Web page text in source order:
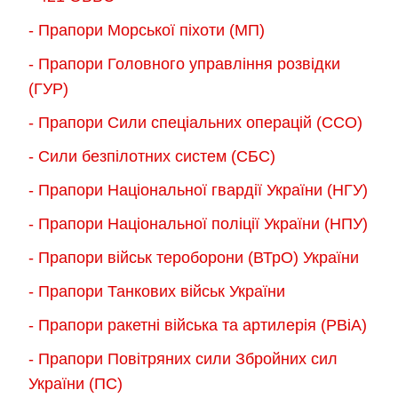
- Прапори Морської піхоти (МП)
- Прапори Головного управління розвідки
(ГУР)
- Прапори Сили спеціальних операцій (ССО)
- Сили безпілотних систем (СБС)
- Прапори Національної гвардії України (НГУ)
- Прапори Національної поліції України (НПУ)
- Прапори військ тероборони (ВТрО) України
- Прапори Танкових військ України
- Прапори ракетні війська та артилерія (РВіА)
- Прапори Повітряних сили Збройних сил
України (ПС)